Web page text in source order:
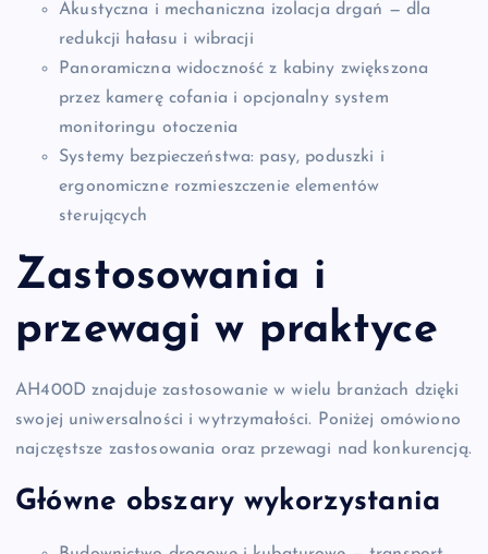
Akustyczna i mechaniczna izolacja drgań — dla
redukcji hałasu i wibracji
Panoramiczna widoczność z kabiny zwiększona
przez kamerę cofania i opcjonalny system
monitoringu otoczenia
Systemy bezpieczeństwa: pasy, poduszki i
ergonomiczne rozmieszczenie elementów
sterujących
Zastosowania i
przewagi w praktyce
AH400D znajduje zastosowanie w wielu branżach dzięki
swojej uniwersalności i wytrzymałości. Poniżej omówiono
najczęstsze zastosowania oraz przewagi nad konkurencją.
Główne obszary wykorzystania